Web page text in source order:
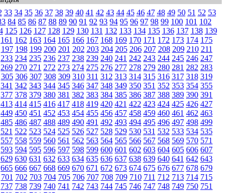
33 34 35 36 37 38 39 40 41 42 43 44 45 46 47 48 49 50 51 52 53
84 85 86 87 88 89 90 91 92 93 94 95 96 97 98 99 100 101 102
125 126 127 128 129 130 131 132 133 134 135 136 137 138 139
161 162 163 164 165 166 167 168 169 170 171 172 173 174 175
197 198 199 200 201 202 203 204 205 206 207 208 209 210 211
233 234 235 236 237 238 239 240 241 242 243 244 245 246 247
269 270 271 272 273 274 275 276 277 278 279 280 281 282 283
305 306 307 308 309 310 311 312 313 314 315 316 317 318 319
341 342 343 344 345 346 347 348 349 350 351 352 353 354 355
377 378 379 380 381 382 383 384 385 386 387 388 389 390 391
413 414 415 416 417 418 419 420 421 422 423 424 425 426 427
449 450 451 452 453 454 455 456 457 458 459 460 461 462 463
485 486 487 488 489 490 491 492 493 494 495 496 497 498 499
521 522 523 524 525 526 527 528 529 530 531 532 533 534 535
557 558 559 560 561 562 563 564 565 566 567 568 569 570 571
593 594 595 596 597 598 599 600 601 602 603 604 605 606 607
629 630 631 632 633 634 635 636 637 638 639 640 641 642 643
665 666 667 668 669 670 671 672 673 674 675 676 677 678 679
701 702 703 704 705 706 707 708 709 710 711 712 713 714 715
737 738 739 740 741 742 743 744 745 746 747 748 749 750 751